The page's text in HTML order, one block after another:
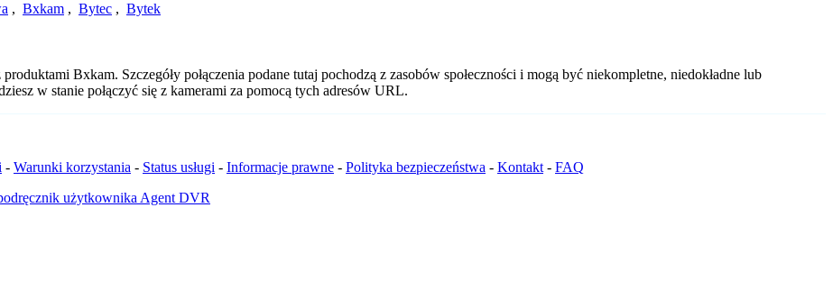
, Bxkam , Bytec , Bytek
Bxkam. Szczegóły połączenia podane tutaj pochodzą z zasobów społeczności i mogą być niekompletne, niedokładne lub
w stanie połączyć się z kamerami za pomocą tych adresów URL.
- Warunki korzystania - Status usługi - Informacje prawne - Polityka bezpieczeństwa - Kontakt - FAQ
użytkownika Agent DVR